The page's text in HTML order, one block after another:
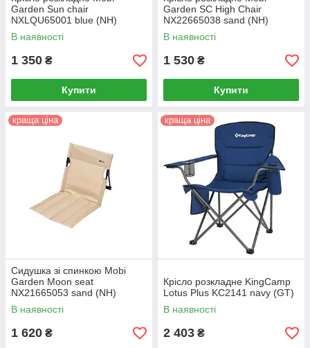
Garden Sun chair
NXLQU65001 blue (NH)
В наявності
1 350 ₴
Купити
Garden SC High Chair
NX22665038 sand (NH)
В наявності
1 530 ₴
Купити
краща ціна
Сидушка зі спинкою Mobi
Garden Moon seat
NX21665053 sand (NH)
В наявності
1 620 ₴
краща ціна
Крісло розкладне KingCamp
Lotus Plus KC2141 navy (GT)
В наявності
2 403 ₴